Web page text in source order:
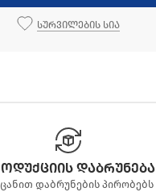
სურვილების სია
დაბრუნება
დაბრუნების პირობებს